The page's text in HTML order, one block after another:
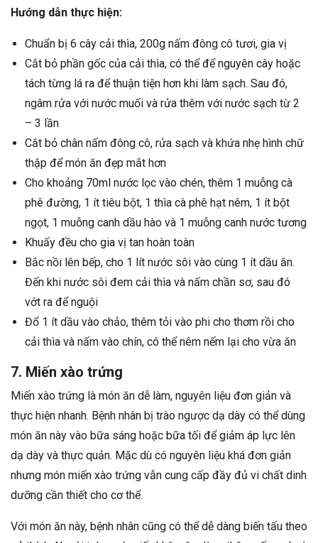
Hướng dẫn thực hiện:
Chuẩn bị 6 cây cải thìa, 200g nấm đông cô tươi, gia vị
Cắt bỏ phần gốc của cải thìa, có thể để nguyên cây hoặc
tách từng lá ra để thuận tiện hơn khi làm sạch. Sau đó,
ngâm rửa với nước muối và rửa thêm với nước sạch từ 2
– 3 lần
Cắt bỏ chân nấm đông cô, rửa sạch và khứa nhẹ hình chữ
thập để món ăn đẹp mắt hơn
Cho khoảng 70ml nước lọc vào chén, thêm 1 muỗng cà
phê đường, 1 ít tiêu bột, 1 thìa cà phê hạt nêm, 1 ít bột
ngọt, 1 muỗng canh dầu hào và 1 muỗng canh nước tương
Khuấy đều cho gia vị tan hoàn toàn
Bắc nồi lên bếp, cho 1 lít nước sôi vào cùng 1 ít dầu ăn.
Đến khi nước sôi đem cải thìa và nấm chần sơ, sau đó
vớt ra để nguội
Đổ 1 ít dầu vào chảo, thêm tỏi vào phi cho thơm rồi cho
cải thìa và nấm vào chín, có thể nêm nếm lại cho vừa ăn
7. Miến xào trứng
Miến xào trứng là món ăn dễ làm, nguyên liệu đơn giản và
thực hiện nhanh. Bệnh nhân bị trào ngược dạ dày có thể dùng
món ăn này vào bữa sáng hoặc bữa tối để giảm áp lực lên
dạ dày và thực quản. Mặc dù có nguyên liệu khá đơn giản
nhưng món miến xào trứng vẫn cung cấp đầy đủ vi chất dinh
dưỡng cần thiết cho cơ thể.
Với món ăn này, bệnh nhân cũng có thể dễ dàng biến tấu theo